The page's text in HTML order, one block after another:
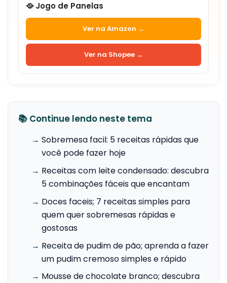
🥘 Jogo de Panelas
Ver na Amazon →
Ver na Shopee →
📚 Continue lendo neste tema
→ Sobremesa facil: 5 receitas rápidas que
você pode fazer hoje
→ Receitas com leite condensado: descubra
5 combinações fáceis que encantam
→ Doces faceis; 7 receitas simples para
quem quer sobremesas rápidas e
gostosas
→ Receita de pudim de pão; aprenda a fazer
um pudim cremoso simples e rápido
→ Mousse de chocolate branco; descubra